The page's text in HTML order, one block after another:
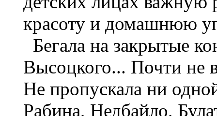
красоту и домашнюю
Бегала на закрытые
Высоцкого... Почти не
Не пропускала ни
Рабина, Недбайло,